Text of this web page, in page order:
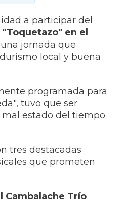
a participar del
"Toquetazo" en el
una jornada que
local y buena
programada para
tuvo que ser
estado del tiempo
tres destacadas
que prometen
Cambalache Trío